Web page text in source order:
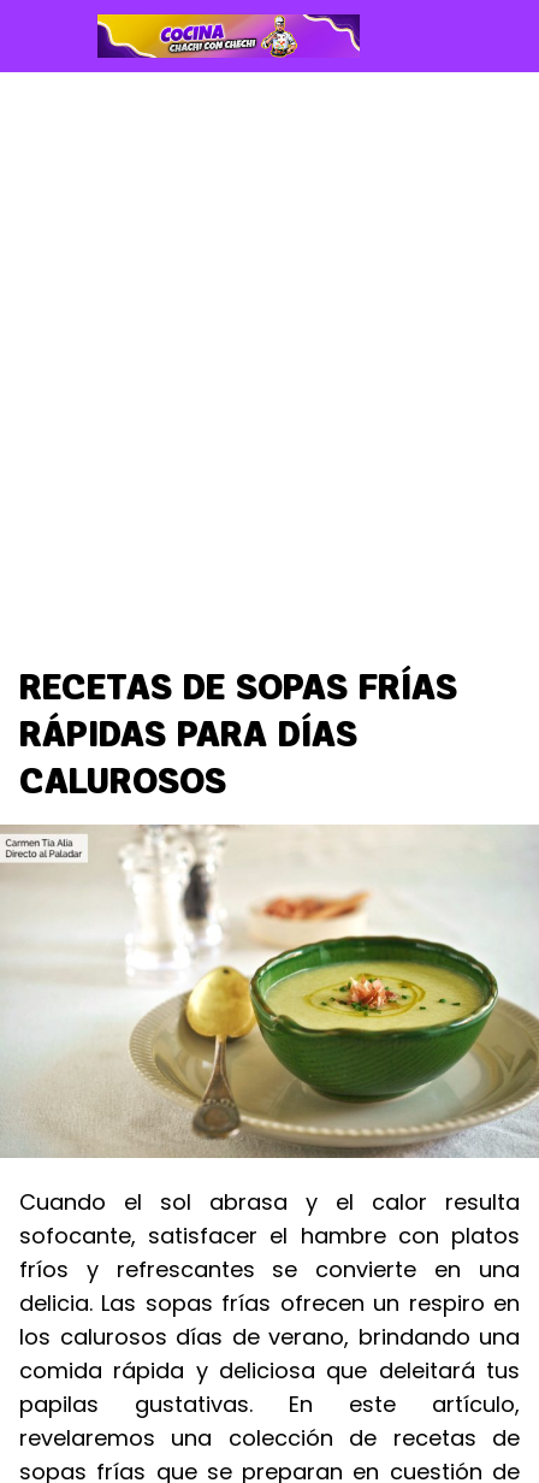
RECETAS DE SOPAS FRÍAS
RÁPIDAS PARA DÍAS
CALUROSOS
Cuando el sol abrasa y el calor resulta
sofocante, satisfacer el hambre con platos
fríos y refrescantes se convierte en una
delicia. Las sopas frías ofrecen un respiro en
los calurosos días de verano, brindando una
comida rápida y deliciosa que deleitará tus
papilas gustativas. En este artículo,
revelaremos una colección de recetas de
sopas frías que se preparan en cuestión de